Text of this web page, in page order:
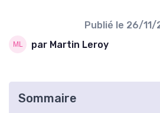
Publié le 26/11/
par Martin Leroy
Sommaire